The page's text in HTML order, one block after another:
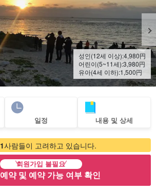
성인(12세 이상):4,980円
어린이(5~11세):3,980円
유아(4세 이하):1,500円
일정 내용 및 상세
1사람들이 고려하고 있습니다.
회원가입 불필요
예약 및 예약 가능 여부 확인